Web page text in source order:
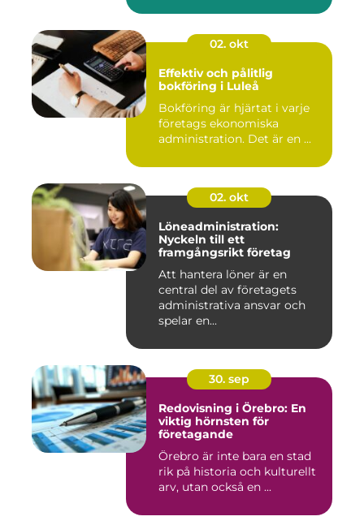
02. okt
Effektiv och pålitlig
bokföring i Luleå
Bokföring är hjärtat i varje
företags ekonomiska
administration. Det är en ...
02. okt
Löneadministration:
Nyckeln till ett
framgångsrikt företag
Att hantera löner är en
central del av företagets
administrativa ansvar och
spelar en...
30. sep
Redovisning i Örebro: En
viktig hörnsten för
företagande
Örebro är inte bara en stad
rik på historia och kulturellt
arv, utan också en ...